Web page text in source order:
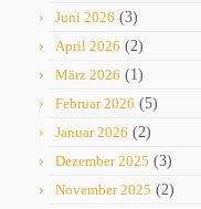
Juni 2026 (3)
April 2026 (2)
März 2026 (1)
Februar 2026 (5)
Januar 2026 (2)
Dezember 2025 (3)
November 2025 (2)